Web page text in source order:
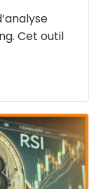
Cet outil